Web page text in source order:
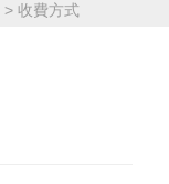
> 收費方式